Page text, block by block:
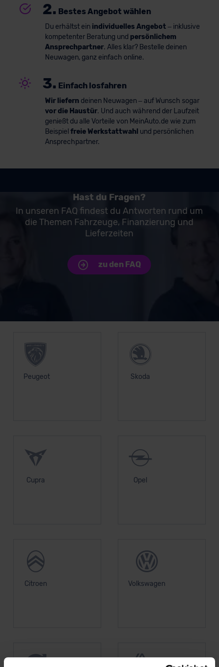
2. Bestes Angebot wählen
Du erhältst ein individuelles Angebot – inklusive
kompetenter Beratung und persönlichem
Ansprechpartner. Alles klar? Bestelle deinen
Neuwagen, ganz einfach online.
3. Einfach losfahren
Wir liefern deinen Neuwagen – auf Wunsch sogar
vor die Haustür. Und auch während der Laufzeit
genießt du alle Vorteile von MeinAuto.de wie zum
Beispiel freie Werkstattwahl und persönlichen
Ansprechpartner.
Hast du Fragen?
In unseren FAQ findest du Antworten rund um
die Themen Fahrzeuge, Finanzierung und
Lieferzeiten
zu den FAQ
Peugeot Skoda
Cupra Opel
Citroen Volkswagen